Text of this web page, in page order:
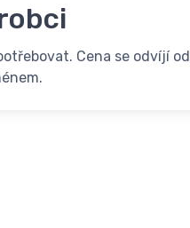
Cena se odvíjí od